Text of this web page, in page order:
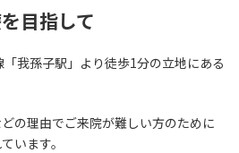
目指して
我孫子駅」より徒歩1分の立地にある
の理由でご来院が難しい方のために
います。